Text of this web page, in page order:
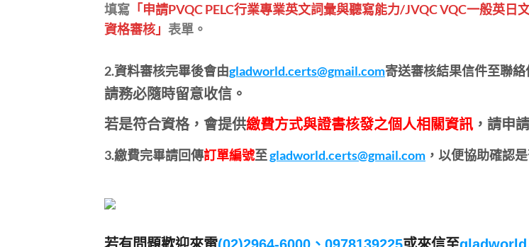
填寫 「申請PVQC PELC行業專業英文詞彙與聽寫能力/JVQC VQC一般英
資格審核」 表單。
2.資料審核完畢後會由gladworld.certs@gmail.com寄送審核結果信件至聯
請務必隨時留意收信。
若是符合資格，會提供繳費方式與證書核發之個人相關資訊 ，請申
3.繳費完畢請回傳訂單編號至gladworld.certs@gmail.com ， 以便協助確認